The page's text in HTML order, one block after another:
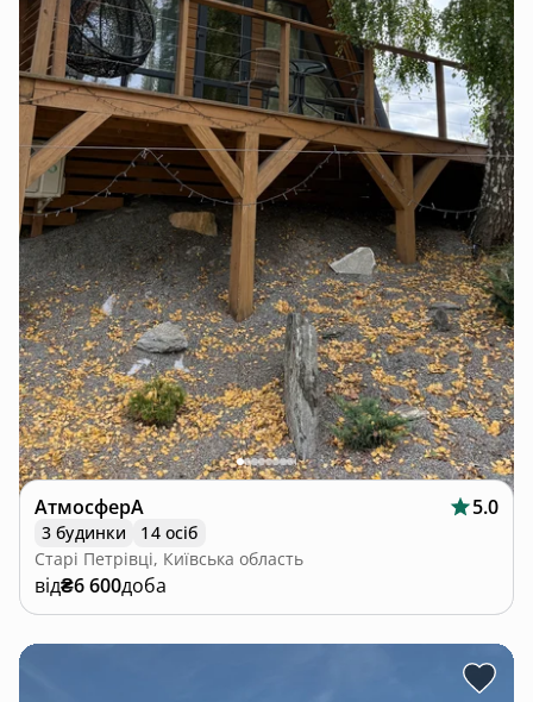
АтмосферА 5.0
3 будинки
14 осіб
Старі Петрівці, Київська область
від₴6 600доба